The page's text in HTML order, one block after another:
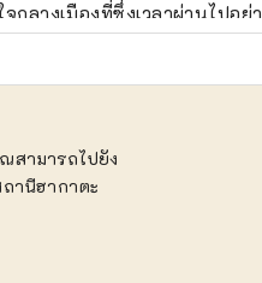
กลางเมืองที่ซึ่งเวลาผ่านไปอ
เดินเล่น การดูแลสวนที่โบกาก
สามารถไปยัง
ถานีฮากาตะ